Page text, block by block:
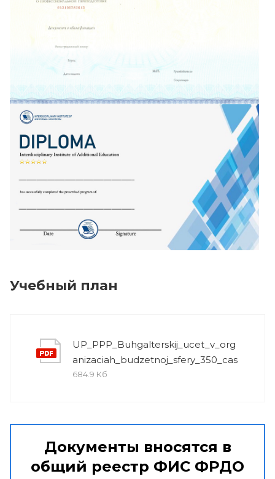
Учебный план
UP_PPP_Buhgalterskij_ucet_v_org
anizaciah_budzetnoj_sfery_350_cas
684.9 Кб
Документы вносятся в
общий реестр ФИС ФРДО